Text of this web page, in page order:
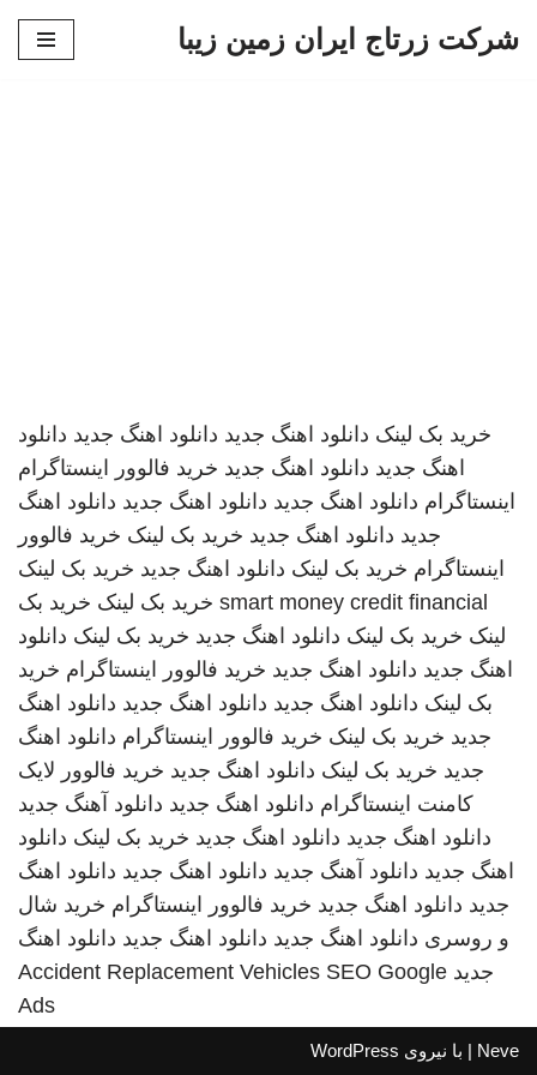
شرکت زرتاج ایران زمین زیبا
خرید بک لینک دانلود اهنگ جدید دانلود اهنگ جدید دانلود
اهنگ جدید دانلود اهنگ جدید خرید فالوور اینستاگرام
اینستاگرام دانلود اهنگ جدید دانلود اهنگ جدید دانلود اهنگ
جدید دانلود اهنگ جدید خرید بک لینک خرید فالوور
اینستاگرام خرید بک لینک دانلود اهنگ جدید خرید بک لینک
smart money credit financial خرید بک لینک خرید بک
لینک خرید بک لینک دانلود اهنگ جدید خرید بک لینک دانلود
اهنگ جدید دانلود اهنگ جدید خرید فالوور اینستاگرام خرید
بک لینک دانلود اهنگ جدید دانلود اهنگ جدید دانلود اهنگ
جدید خرید بک لینک خرید فالوور اینستاگرام دانلود اهنگ
جدید خرید بک لینک دانلود اهنگ جدید خرید فالوور لایک
کامنت اینستاگرام دانلود اهنگ جدید دانلود آهنگ جدید
دانلود اهنگ جدید دانلود اهنگ جدید خرید بک لینک دانلود
اهنگ جدید دانلود آهنگ جدید دانلود اهنگ جدید دانلود اهنگ
جدید دانلود اهنگ جدید خرید فالوور اینستاگرام خرید شال
و روسری دانلود اهنگ جدید دانلود اهنگ جدید دانلود اهنگ
جدید
Accident Replacement Vehicles SEO Google
Ads
Neve | با نیروی WordPress